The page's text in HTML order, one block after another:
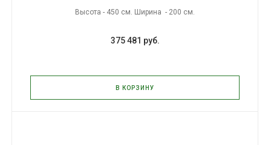
Высота - 450 см. Ширина - 200 см.
375 481 руб.
В КОРЗИНУ